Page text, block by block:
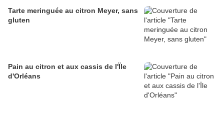
Tarte meringuée au citron Meyer, sans
gluten
Pain au citron et aux cassis de l'Ïle
d'Orléans